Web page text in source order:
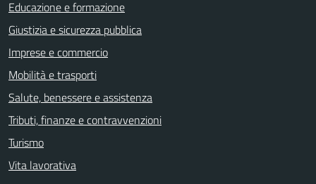
Educazione e formazione
Giustizia e sicurezza pubblica
Imprese e commercio
Mobilità e trasporti
Salute, benessere e assistenza
Tributi, finanze e contravvenzioni
Turismo
Vita lavorativa